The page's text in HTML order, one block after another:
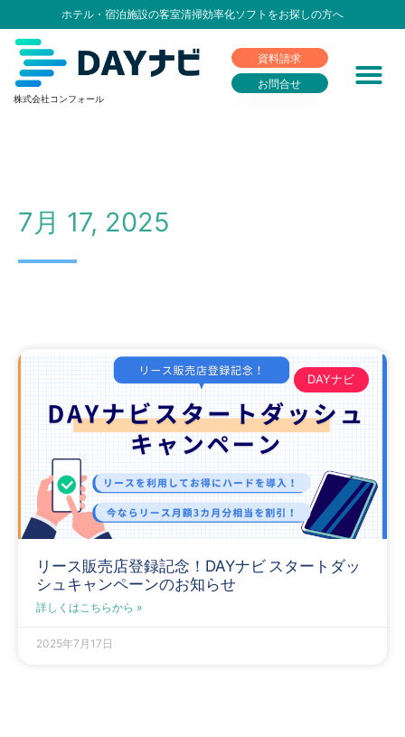
ホテル・宿泊施設の客室清掃効率化ソフトをお探しの方へ
株式会社コンフォール
資料請求
お問合せ
7月 17, 2025
DAYナビ
リース販売店登録記念！DAYナビ スタートダッ
シュキャンペーン​のお知らせ
詳しくはこちらから »
2025年7月17日